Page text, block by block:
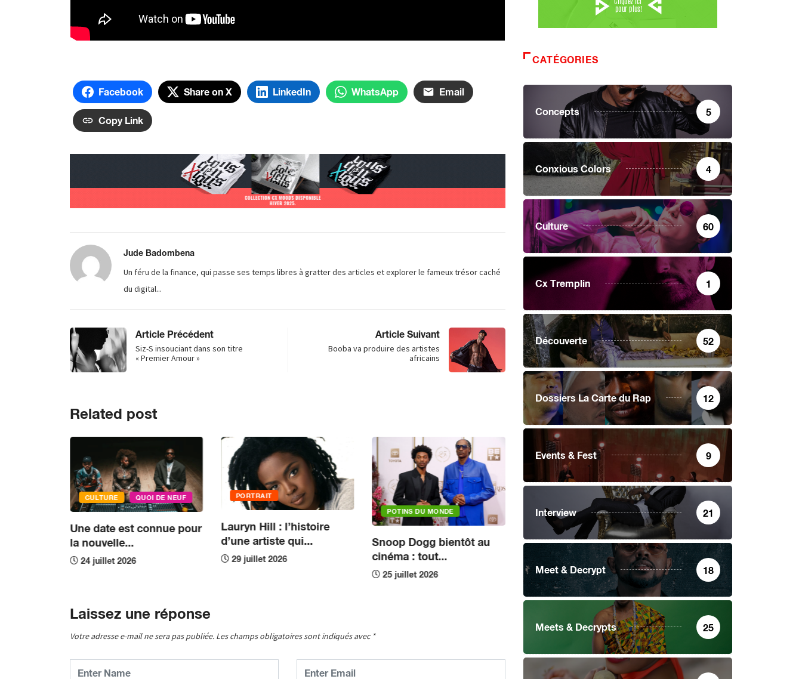
Facebook Share on X LinkedIn WhatsApp Email
Copy Link
Jude Badombena
Un féru de la finance, qui passe ses temps libres à gratter des articles et explorer le fameux trésor caché
du digital...
Article Précédent
Siz-S insouciant dans son titre
« Premier Amour »
Article Suivant
Booba va produire des artistes
africains
Related post
CULTURE QUOI DE NEUF
Une date est connue pour
la nouvelle...
24 juillet 2026
PORTRAIT
Lauryn Hill : l’histoire
d’une artiste qui...
29 juillet 2026
POTINS DU MONDE
Snoop Dogg bientôt au
cinéma : tout...
25 juillet 2026
QUOI DE NEUF
Une date est connue pour
la nouvelle...
24 juillet 2026
Laissez une réponse
Votre adresse e-mail ne sera pas publiée. Les champs obligatoires sont indiqués avec *
CATÉGORIES
Concepts 5
Conxious Colors 4
Culture 60
Cx Tremplin 1
Découverte 52
Dossiers La Carte du Rap 12
Events & Fest 9
Interview 21
Meet & Decrypt 18
Meets & Decrypts 25